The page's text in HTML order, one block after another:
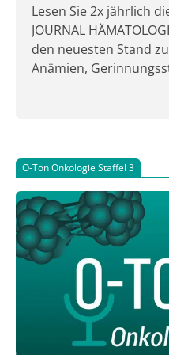
Lesen Sie 2x jährlich
JOURNAL
den neuesten Stand
Anämien,
O-Ton Onkologie Staffel 3